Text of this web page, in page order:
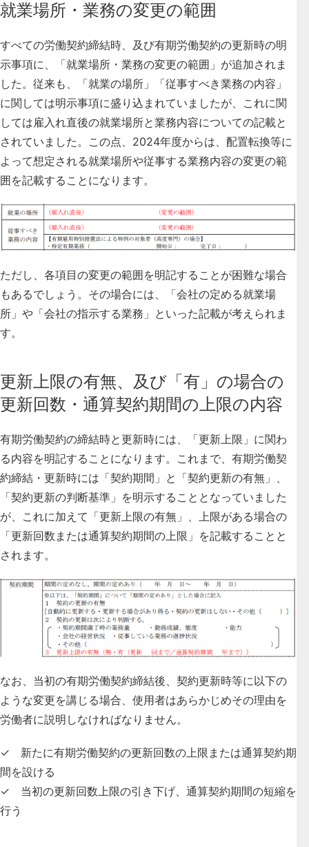
就業場所・業務の変更の範囲
すべての労働契約締結時、及び有期労働契約の更新時の明
示事項に、
「就業場所・業務の変更の範囲」が追加されま
した 。従来も、「就業の場所」「従事すべき業務の内容」
に関しては明示事項に盛り込まれていましたが、これに関
しては雇入れ直後の就業場所と業務内容についての記載と
されていました。この点、2024年度からは、配置転換等に
よって想定される就業場所や従事する業務内容の変更の範
囲を記載することになります。
ただし、各項目の変更の範囲を明記することが困難な場合
もあるでしょう。その場合には、「会社の定める就業場
所」や「会社の指示する業務」といった記載が考えられま
す。
更新上限の有無、及び「有」の場合の
更新回数・通算契約期間の上限の内容
有期労働契約の締結時と更新時には、「更新上限」に関わ
る内容を明記することになります。これまで、有期労働契
約締結・更新時には「契約期間」と「契約更新の有無」、
「契約更新の判断基準」を明示することとなっていました
が、これに加えて「更新上限の有無」、上限がある場合の
「更新回数または通算契約期間の上限」を記載することと
されます。
なお、当初の有期労働契約締結後、契約更新時等に以下の
ような変更を講じる場合、使用者はあらかじめその理由を
労働者に説明しなければなりません。
✓ 新たに有期労働契約の更新回数の上限または通算契約期
間を設ける
✓ 当初の更新回数上限の引き下げ、通算契約期間の短縮を
行う